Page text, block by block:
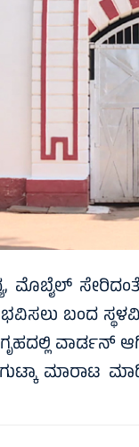
ಮೊಬೈಲ್
ಬಂದ
ವಾರ್ಡನ್
ಮಾರಾಟ